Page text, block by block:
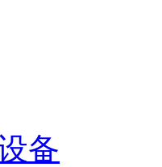
备